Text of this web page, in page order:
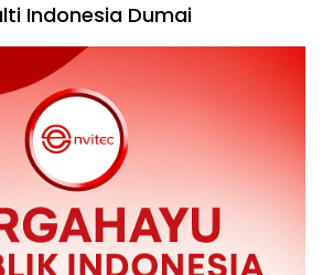
Indonesia Dumai